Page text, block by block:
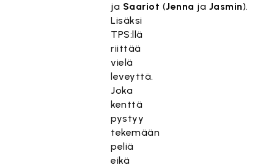
ja Saariot (Jenna ja Jasmin).
Lisäksi
TPS:llä
riittää
vielä
leveyttä.
Joka
kenttä
pystyy
tekemään
peliä
eikä